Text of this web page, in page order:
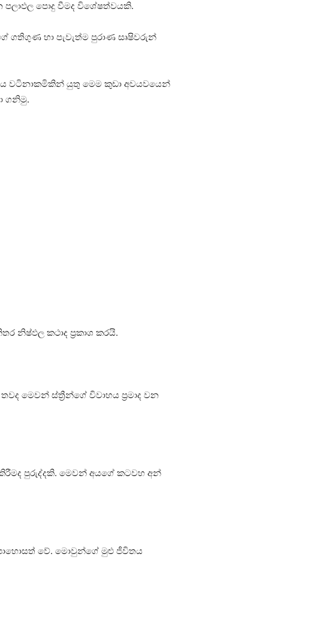
පලාඵල පොදු වීමද විශේෂත්වයකි.
ගතිගුණ හා පැවැත්ම පුරාණ සෘෂිවරුන්
වටිනාකමිකින් යුතු මෙම කුඩා අවයවයෙන්
ගනිමු.
නිෂ්ඵල කථාද ප්‍රකාශ කරයි.
මෙවන් ස්‌ත්‍රීන්ගේ විවාහය ප්‍රමාද වන
පුරුද්දකි. මෙවන් අයගේ කටවහ අන්
වේ. මොවුන්ගේ මුළු ජීවිතය